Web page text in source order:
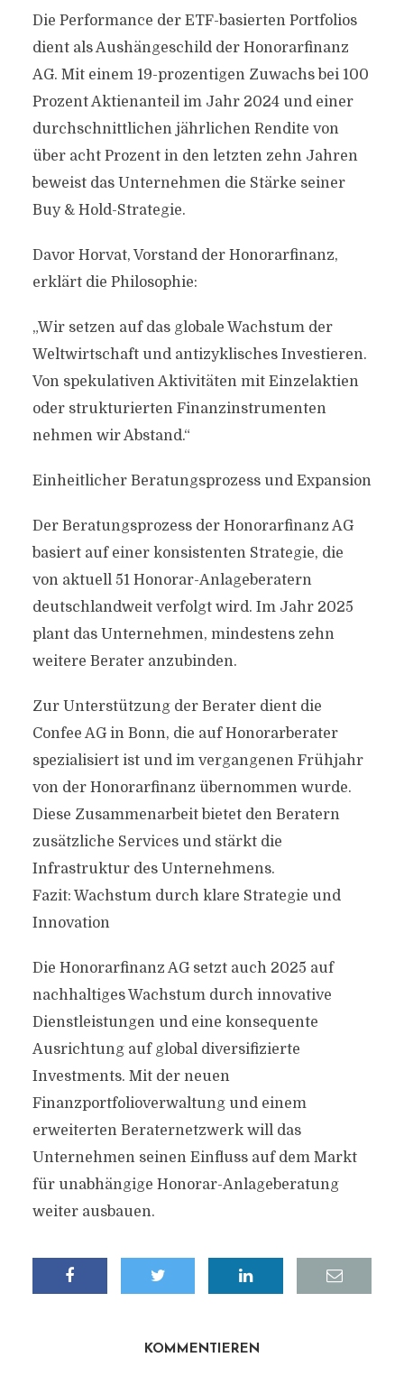
Die Performance der ETF-basierten Portfolios
dient als Aushängeschild der Honorarfinanz
AG. Mit einem 19-prozentigen Zuwachs bei 100
Prozent Aktienanteil im Jahr 2024 und einer
durchschnittlichen jährlichen Rendite von
über acht Prozent in den letzten zehn Jahren
beweist das Unternehmen die Stärke seiner
Buy & Hold-Strategie.
Davor Horvat, Vorstand der Honorarfinanz,
erklärt die Philosophie:
„Wir setzen auf das globale Wachstum der
Weltwirtschaft und antizyklisches Investieren.
Von spekulativen Aktivitäten mit Einzelaktien
oder strukturierten Finanzinstrumenten
nehmen wir Abstand.“
Einheitlicher Beratungsprozess und Expansion
Der Beratungsprozess der Honorarfinanz AG
basiert auf einer konsistenten Strategie, die
von aktuell 51 Honorar-Anlageberatern
deutschlandweit verfolgt wird. Im Jahr 2025
plant das Unternehmen, mindestens zehn
weitere Berater anzubinden.
Zur Unterstützung der Berater dient die
Confee AG in Bonn, die auf Honorarberater
spezialisiert ist und im vergangenen Frühjahr
von der Honorarfinanz übernommen wurde.
Diese Zusammenarbeit bietet den Beratern
zusätzliche Services und stärkt die
Infrastruktur des Unternehmens.
Fazit: Wachstum durch klare Strategie und
Innovation
Die Honorarfinanz AG setzt auch 2025 auf
nachhaltiges Wachstum durch innovative
Dienstleistungen und eine konsequente
Ausrichtung auf global diversifizierte
Investments. Mit der neuen
Finanzportfolioverwaltung und einem
erweiterten Beraternetzwerk will das
Unternehmen seinen Einfluss auf dem Markt
für unabhängige Honorar-Anlageberatung
weiter ausbauen.
KOMMENTIEREN